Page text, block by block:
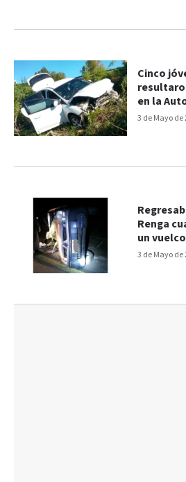
3 de Mayo de
Cinco
en la
3 de Mayo de
Renga
un